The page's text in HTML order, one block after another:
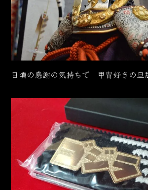
日頃の感謝の気持ちで 甲冑好きの旦